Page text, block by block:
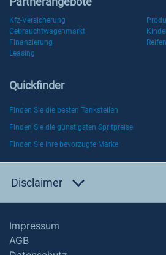
Kfz-Versicherung
Gebrauchtwagenmarkt
Finanzierung
Reifen
Leasing
Quickfinder
Finden Sie die besten Tankstellen
Finden Sie die günstigsten Spritpreise
Finden Sie Ihre bevorzugte Marke
Disclaimer
Impressum
AGB